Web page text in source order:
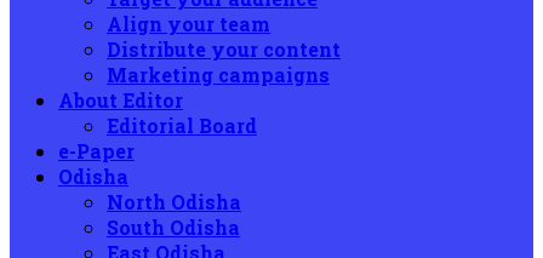
Align your team
Distribute your content
Marketing campaigns
About Editor
Editorial Board
e-Paper
Odisha
North Odisha
South Odisha
East Odisha